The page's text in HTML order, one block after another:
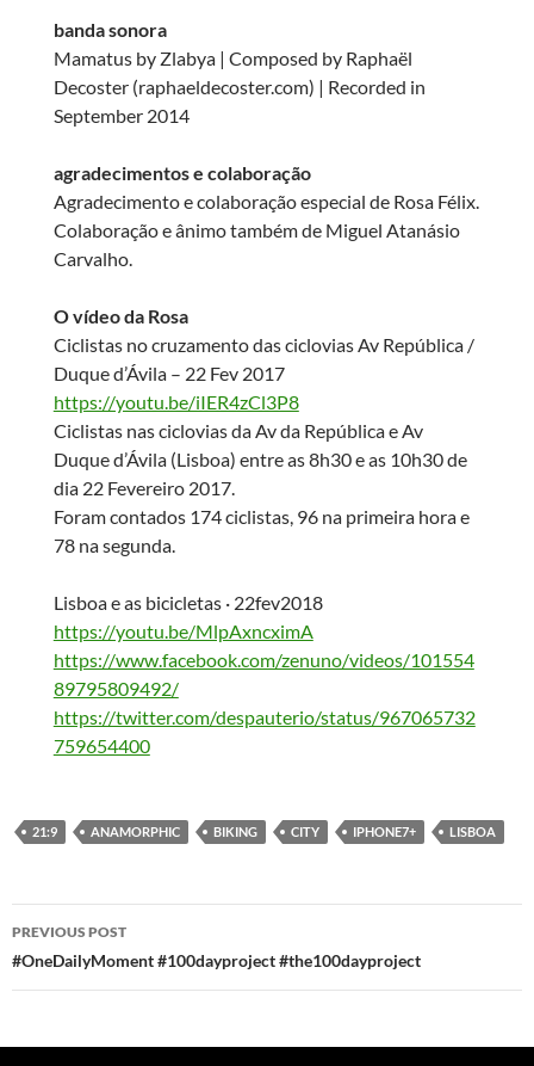
banda sonora
Mamatus by Zlabya | Composed by Raphaël
Decoster (raphaeldecoster.com) | Recorded in
September 2014
agradecimentos e colaboração
Agradecimento e colaboração especial de Rosa Félix.
Colaboração e ânimo também de Miguel Atanásio
Carvalho.
O vídeo da Rosa
Ciclistas no cruzamento das ciclovias Av República /
Duque d’Ávila – 22 Fev 2017
https://youtu.be/iIER4zCl3P8
Ciclistas nas ciclovias da Av da República e Av
Duque d’Ávila (Lisboa) entre as 8h30 e as 10h30 de
dia 22 Fevereiro 2017.
Foram contados 174 ciclistas, 96 na primeira hora e
78 na segunda.
Lisboa e as bicicletas · 22fev2018
https://youtu.be/MlpAxncximA
https://www.facebook.com/zenuno/videos/101554
89795809492/
https://twitter.com/despauterio/status/967065732
759654400
21:9 ANAMORPHIC BIKING CITY IPHONE7+ LISBOA
Post
navigation
PREVIOUS POST
#OneDailyMoment #100dayproject #the100dayproject